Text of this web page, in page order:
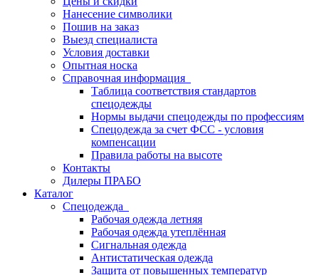
Нанесение символики
Пошив на заказ
Выезд специалиста
Условия доставки
Опытная носка
Справочная информация
Таблица соответствия стандартов
спецодежды
Нормы выдачи спецодежды по профессиям
Спецодежда за счет ФСС - условия
компенсации
Правила работы на высоте
Контакты
Дилеры ПРАБО
Каталог
Спецодежда
Рабочая одежда летняя
Рабочая одежда утеплённая
Сигнальная одежда
Антистатическая одежда
Защита от повышенных температур